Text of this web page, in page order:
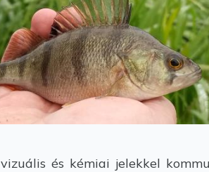
és kémiai jelekkel